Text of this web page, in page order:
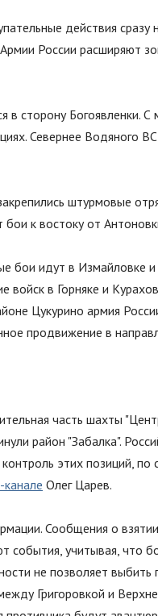
действия сразу
России расширяют
сторону Богоявленки.
Севернее Водяного
штурмовые
к востоку от
бои идут в Измайловке и
в Горняке и
Цукурино армия
продвижение в
часть шахты "
район "Забалка".
этих позиций, по
Олег Царев.
Сообщения о
события, учитывая, что
не позволяет выбить
Григоровкой и